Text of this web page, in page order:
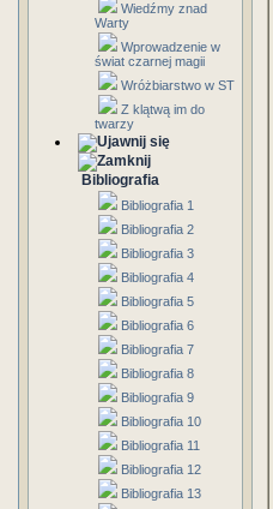
Wiedźmy znad
Warty
Wprowadzenie w
świat czarnej magii
Wróżbiarstwo w ST
Z klątwą im do
twarzy
Bibliografia
Bibliografia 1
Bibliografia 2
Bibliografia 3
Bibliografia 4
Bibliografia 5
Bibliografia 6
Bibliografia 7
Bibliografia 8
Bibliografia 9
Bibliografia 10
Bibliografia 11
Bibliografia 12
Bibliografia 13